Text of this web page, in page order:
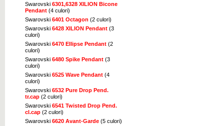
Swarovski 6301,6328 XILION Bicone
Pendant (4 culori)
Swarovski 6401 Octagon (2 culori)
Swarovski 6428 XILION Pendant (3
culori)
Swarovski 6470 Ellipse Pendant (2
culori)
Swarovski 6480 Spike Pendant (3
culori)
Swarovski 6525 Wave Pendant (4
culori)
Swarovski 6532 Pure Drop Pend.
tr.cap (2 culori)
Swarovski 6541 Twisted Drop Pend.
cl.cap (2 culori)
Swarovski 6620 Avant-Garde (5 culori)